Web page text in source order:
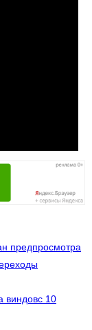
предпросмотра
виндовс 10